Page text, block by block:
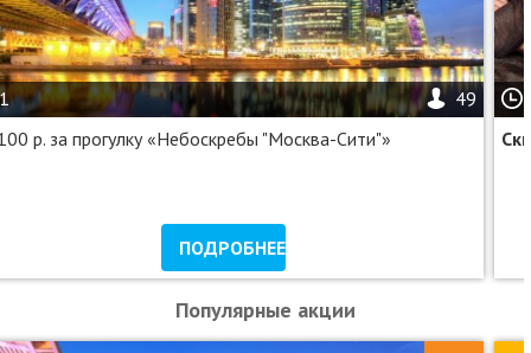
1
49
р. за прогулку «Небоскребы "Москва-Сити"»
ПОДРОБНЕЕ
Популярные акции